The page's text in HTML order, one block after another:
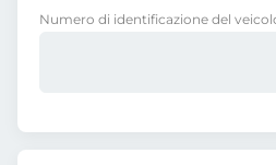
Numero di identificazione del